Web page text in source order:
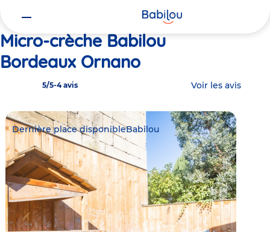
Micro-crèche Babilou
Bordeaux Ornano
5/5-4 avis Voir les avis
Dernière place disponibleBabilou